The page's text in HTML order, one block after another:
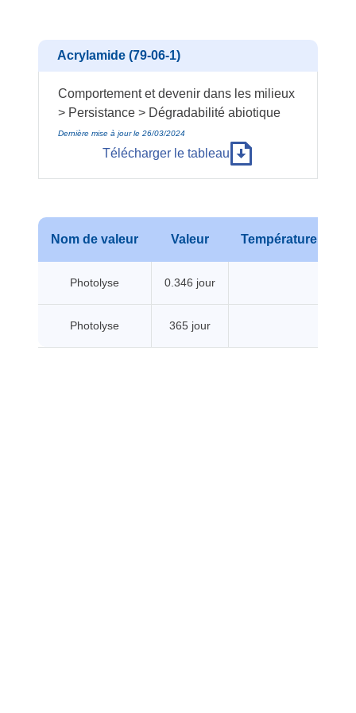
Acrylamide (79-06-1)
Comportement et devenir dans les milieux
> Persistance > Dégradabilité abiotique
Dernière mise à jour le 26/03/2024
Télécharger le tableau
Nom de valeur Valeur Température
Photolyse 0.346 jour
Photolyse 365 jour